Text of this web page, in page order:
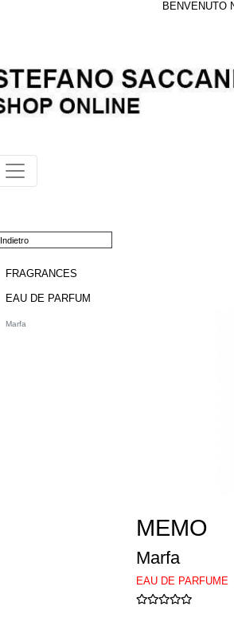
BENVENUTO
Indietro
FRAGRANCES
EAU DE PARFUM
Marfa
MEMO
Marfa
EAU DE PARFUME